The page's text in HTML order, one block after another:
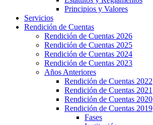
Principios y Valores
Servicios
Rendición de Cuentas
Rendición de Cuentas 2026
Rendición de Cuentas 2025
Rendición de Cuentas 2024
Rendición de Cuentas 2023
Años Anteriores
Rendición de Cuentas 2022
Rendición de Cuentas 2021
Rendición de Cuentas 2020
Rendición de Cuentas 2019
Fases